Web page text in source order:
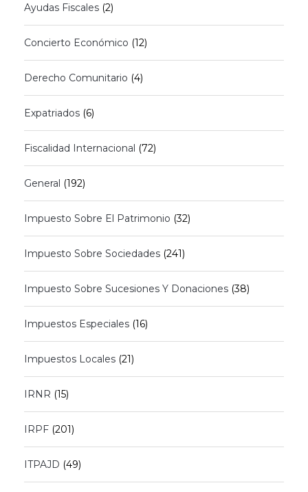
Ayudas Fiscales (2)
Concierto Económico (12)
Derecho Comunitario (4)
Expatriados (6)
Fiscalidad Internacional (72)
General (192)
Impuesto Sobre El Patrimonio (32)
Impuesto Sobre Sociedades (241)
Impuesto Sobre Sucesiones Y Donaciones (38)
Impuestos Especiales (16)
Impuestos Locales (21)
IRNR (15)
IRPF (201)
ITPAJD (49)